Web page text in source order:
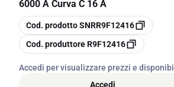
6000 A Curva C 16 A
copia
Cod. prodottoSNRR9F12416
copia
Cod. produttoreR9F12416
Accedi per visualizzare prezzi e
Accedi